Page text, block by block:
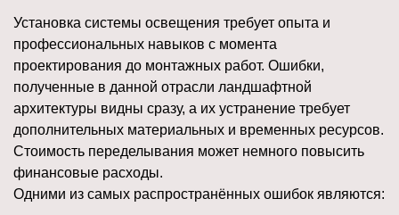
Установка системы освещения требует опыта и
профессиональных навыков с момента
проектирования до монтажных работ. Ошибки,
полученные в данной отрасли ландшафтной
архитектуры видны сразу, а их устранение требует
дополнительных материальных и временных ресурсов.
Стоимость переделывания может немного повысить
финансовые расходы.
Одними из самых распространённых ошибок являются: